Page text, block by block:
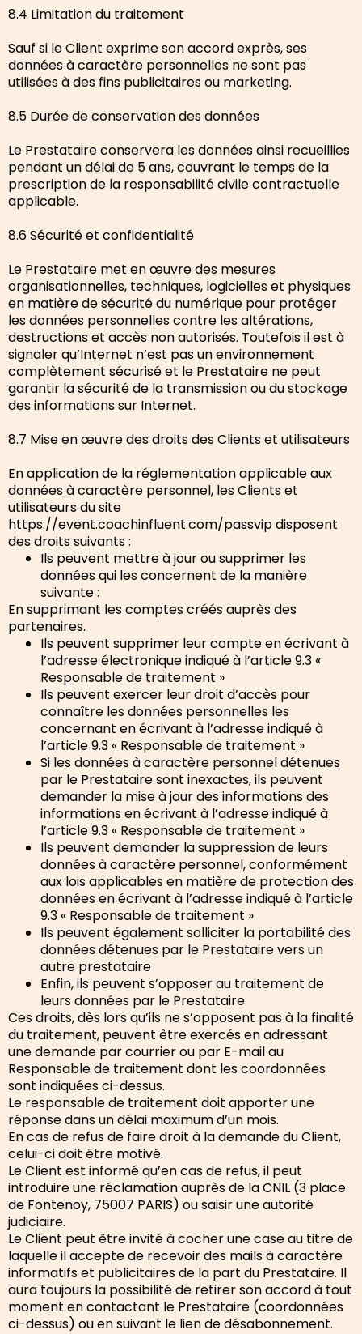
8.4 Limitation du traitement
Sauf si le Client exprime son accord exprès, ses
données à caractère personnelles ne sont pas
utilisées à des fins publicitaires ou marketing.
8.5 Durée de conservation des données
Le Prestataire conservera les données ainsi recueillies
pendant un délai de 5 ans, couvrant le temps de la
prescription de la responsabilité civile contractuelle
applicable.
8.6 Sécurité et confidentialité
Le Prestataire met en œuvre des mesures
organisationnelles, techniques, logicielles et physiques
en matière de sécurité du numérique pour protéger
les données personnelles contre les altérations,
destructions et accès non autorisés. Toutefois il est à
signaler qu’Internet n’est pas un environnement
complètement sécurisé et le Prestataire ne peut
garantir la sécurité de la transmission ou du stockage
des informations sur Internet.
8.7 Mise en œuvre des droits des Clients et utilisateurs
En application de la réglementation applicable aux
données à caractère personnel, les Clients et
utilisateurs du site
https://event.coachinfluent.com/passvip disposent
des droits suivants :
Ils peuvent mettre à jour ou supprimer les
données qui les concernent de la manière
suivante :
En supprimant les comptes créés auprès des
partenaires.
Ils peuvent supprimer leur compte en écrivant à
l’adresse électronique indiqué à l’article 9.3 «
Responsable de traitement »
Ils peuvent exercer leur droit d’accès pour
connaître les données personnelles les
concernant en écrivant à l’adresse indiqué à
l’article 9.3 « Responsable de traitement »
Si les données à caractère personnel détenues
par le Prestataire sont inexactes, ils peuvent
demander la mise à jour des informations des
informations en écrivant à l’adresse indiqué à
l’article 9.3 « Responsable de traitement »
Ils peuvent demander la suppression de leurs
données à caractère personnel, conformément
aux lois applicables en matière de protection des
données en écrivant à l’adresse indiqué à l’article
9.3 « Responsable de traitement »
Ils peuvent également solliciter la portabilité des
données détenues par le Prestataire vers un
autre prestataire
Enfin, ils peuvent s’opposer au traitement de
leurs données par le Prestataire
Ces droits, dès lors qu’ils ne s’opposent pas à la finalité
du traitement, peuvent être exercés en adressant
une demande par courrier ou par E-mail au
Responsable de traitement dont les coordonnées
sont indiquées ci-dessus.
Le responsable de traitement doit apporter une
réponse dans un délai maximum d’un mois.
En cas de refus de faire droit à la demande du Client,
celui-ci doit être motivé.
Le Client est informé qu’en cas de refus, il peut
introduire une réclamation auprès de la CNIL (3 place
de Fontenoy, 75007 PARIS) ou saisir une autorité
judiciaire.
Le Client peut être invité à cocher une case au titre de
laquelle il accepte de recevoir des mails à caractère
informatifs et publicitaires de la part du Prestataire. Il
aura toujours la possibilité de retirer son accord à tout
moment en contactant le Prestataire (coordonnées
ci-dessus) ou en suivant le lien de désabonnement.